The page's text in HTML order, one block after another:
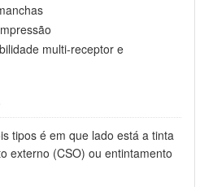
multi-receptor e
tipos é em que lado está a tinta
externo (CSO) ou entintamento